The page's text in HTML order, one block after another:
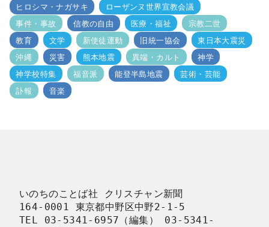
ヒロシマ・ナガサキ
ローザンヌ世界宣教会議
事件・事故
信教の自由 医療・福祉
宗教二世
教育
文学 新使徒運動 旧統一協会
東日本大震災
沖縄
災害 熊本地震 異端・カルト
神学
神学校特集
福音派 能登半島地震
芸術・芸能
訃報
音楽
いのちのことば社 クリスチャン新聞
164-0001 東京都中野区中野2-1-5
TEL 03-5341-6957（編集） 03-5341-